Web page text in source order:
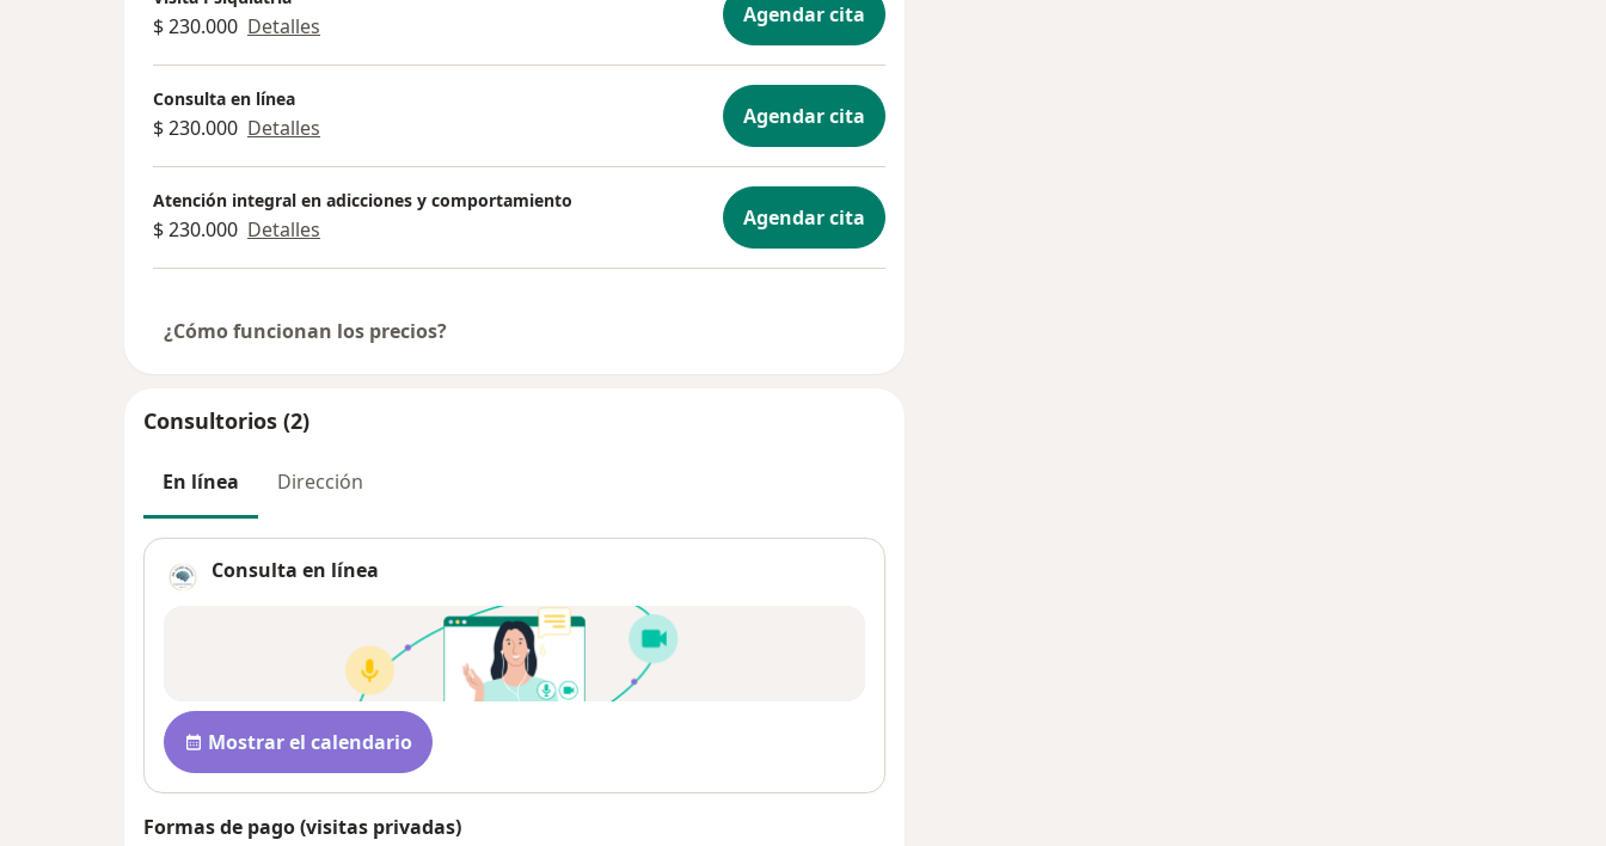
$ 230.000 Detalles Agendar cita
Consulta en línea
$ 230.000 Detalles Agendar cita
Atención integral en adicciones y comportamiento
$ 230.000 Detalles Agendar cita
¿Cómo funcionan los precios?
Consultorios (2)
En línea Dirección
Consulta en línea
Disponibilidad
Mostrar el calendario
Formas de pago (visitas privadas)